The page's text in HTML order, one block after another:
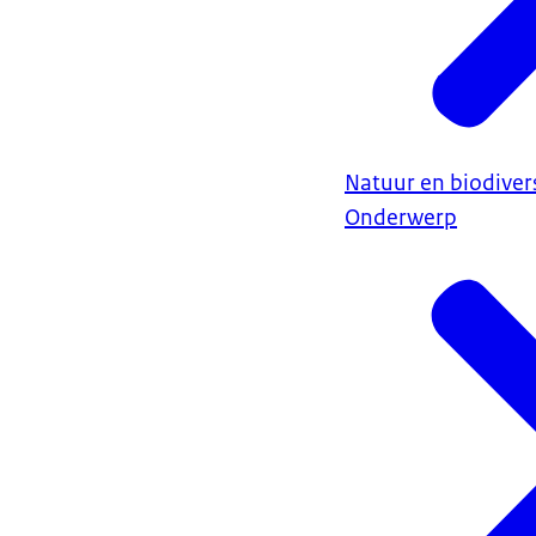
Natuur en
Onderwerp